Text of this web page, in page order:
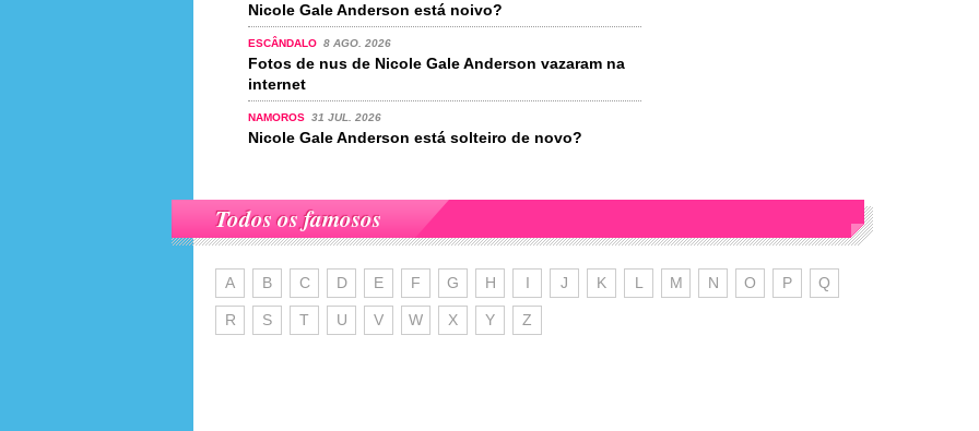
Nicole Gale Anderson está noivo?
ESCÂNDALO 8 AGO. 2026
Fotos de nus de Nicole Gale Anderson vazaram na
internet
NAMOROS 31 JUL. 2026
Nicole Gale Anderson está solteiro de novo?
Todos os famosos
A B C D E F G H I J K L M N O P Q
R S T U V W X Y Z